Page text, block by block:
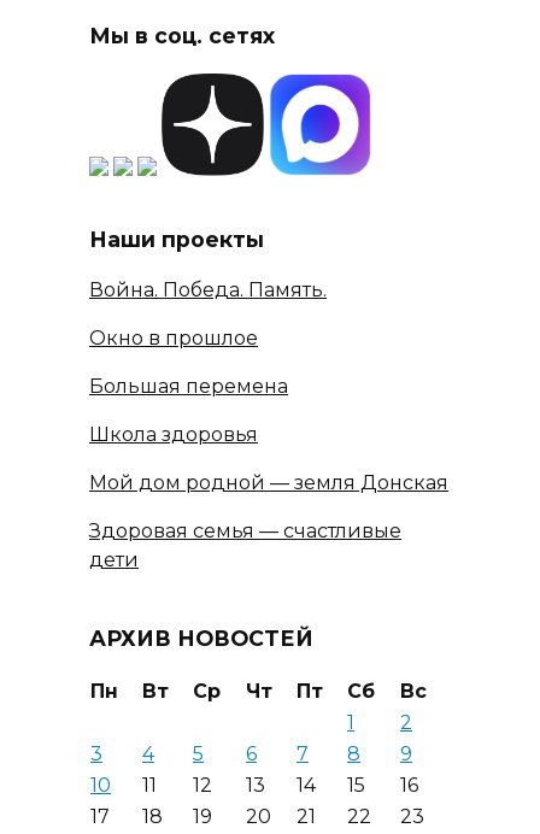
Мы в соц. сетях
Наши проекты
Война. Победа. Память.
Окно в прошлое
Большая перемена
Школа здоровья
Мой дом родной — земля Донская
Здоровая семья — счастливые
дети
АРХИВ НОВОСТЕЙ
Пн Вт Ср Чт Пт Сб
Вс
1
2
3
4 5 6 7 8
9
10
11 12 13 14 15
16
17
18 19 20 21 22
23